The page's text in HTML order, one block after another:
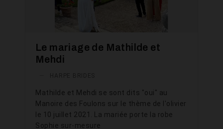
Le mariage de Mathilde et
Mehdi
Mathilde et Mehdi se sont dits "oui" au
Manoire des Foulons sur le thème de l'olivier
le 10 juillet 2021. La mariée porte la robe
Sophie sur-mesure